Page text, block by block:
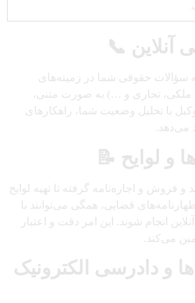
آنلاین 📞
سؤالات حقوقی شما در زمینه‌های
ملکی، تجاری و …) به صورت متنی،
با تحلیل وضعیت شما، راهکارهای
می‌دهد.
و لوایح 📝
و فروش و اجاره‌نامه گرفته تا تهیه لوایح
قضایی، همگی می‌توانند با
انجام شوند. این امر دقت و اعتبار
می‌کند.
و دادرسی الکترونیک